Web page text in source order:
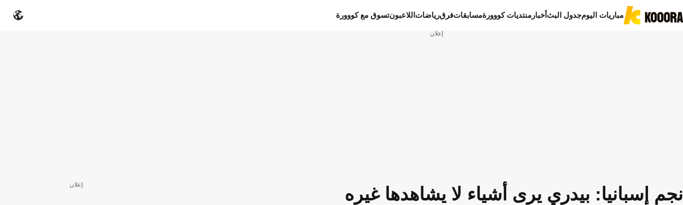
مباريات اليومجدول البثأخبار منتديات كووورةمسابقاتفرقرياضات اللاعبونتسوق مع كووورة
إعلان
نجم إسبانيا: بيدري يرى أشياء لا يشاهدها غيره إعلان